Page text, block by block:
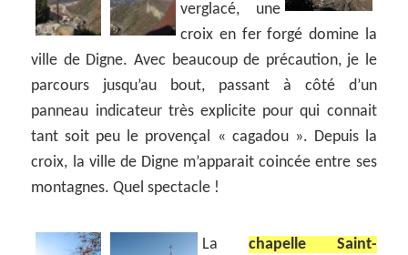
verglacé, une
croix en fer forgé domine la
ville de Digne. Avec beaucoup de précaution, je le
parcours jusqu’au bout, passant à côté d’un
panneau indicateur très explicite pour qui connait
tant soit peu le provençal « cagadou ». Depuis la
croix, la ville de Digne m’apparait coincée entre ses
montagnes. Quel spectacle !
La chapelle Saint-